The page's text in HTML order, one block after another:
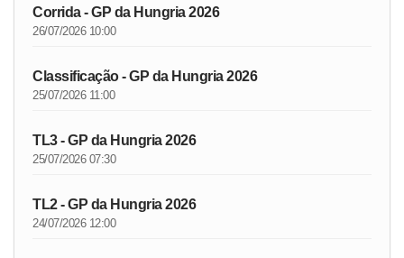
Corrida - GP da Hungria 2026
26/07/2026 10:00
Classificação - GP da Hungria 2026
25/07/2026 11:00
TL3 - GP da Hungria 2026
25/07/2026 07:30
TL2 - GP da Hungria 2026
24/07/2026 12:00